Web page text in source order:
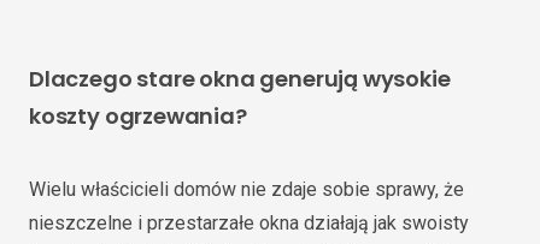
Dlaczego stare okna generują wysokie
koszty ogrzewania?
Wielu właścicieli domów nie zdaje sobie sprawy, że
nieszczelne i przestarzałe okna działają jak swoisty